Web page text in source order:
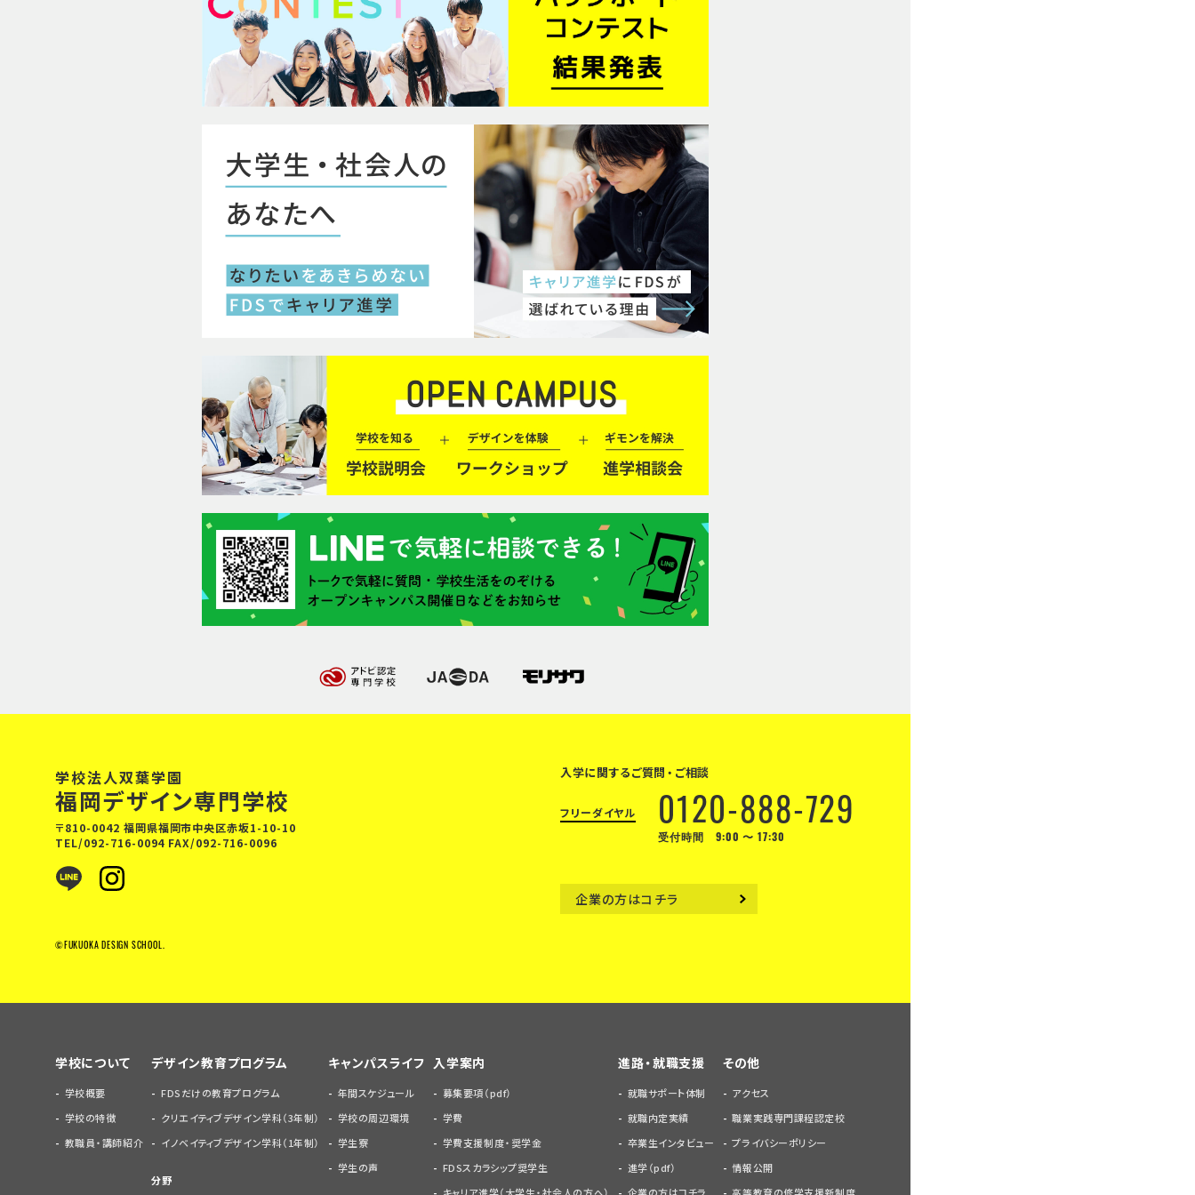
学校法人双葉学園
福岡デザイン専門学校
〒810-0042 福岡県福岡市中央区赤坂1-10-10
TEL/092-716-0094 FAX/092-716-0096
入学に関するご質問・ご相談
フリーダイヤル 0120-888-729
受付時間 9:00 〜 17:30
企業の方はコチラ
©FUKUOKA DESIGN SCHOOL.
学校について
学校概要
学校の特徴
教職員・講師紹介
デザイン教育プログラム
FDSだけの教育プログラム
クリエイティブデザイン学科（3年制）
イノベイティブデザイン学科（1年制）
分野
キャンパスライフ
年間スケジュール
学校の周辺環境
学生寮
学生の声
入学案内
募集要項（pdf）
学費
学費支援制度・奨学金
FDSスカラシップ奨学生
進路・就職支援
就職サポート体制
就職内定実績
卒業生インタビュー
進学（pdf）
その他
アクセス
職業実践専門課程認定校
プライバシーポリシー
情報公開